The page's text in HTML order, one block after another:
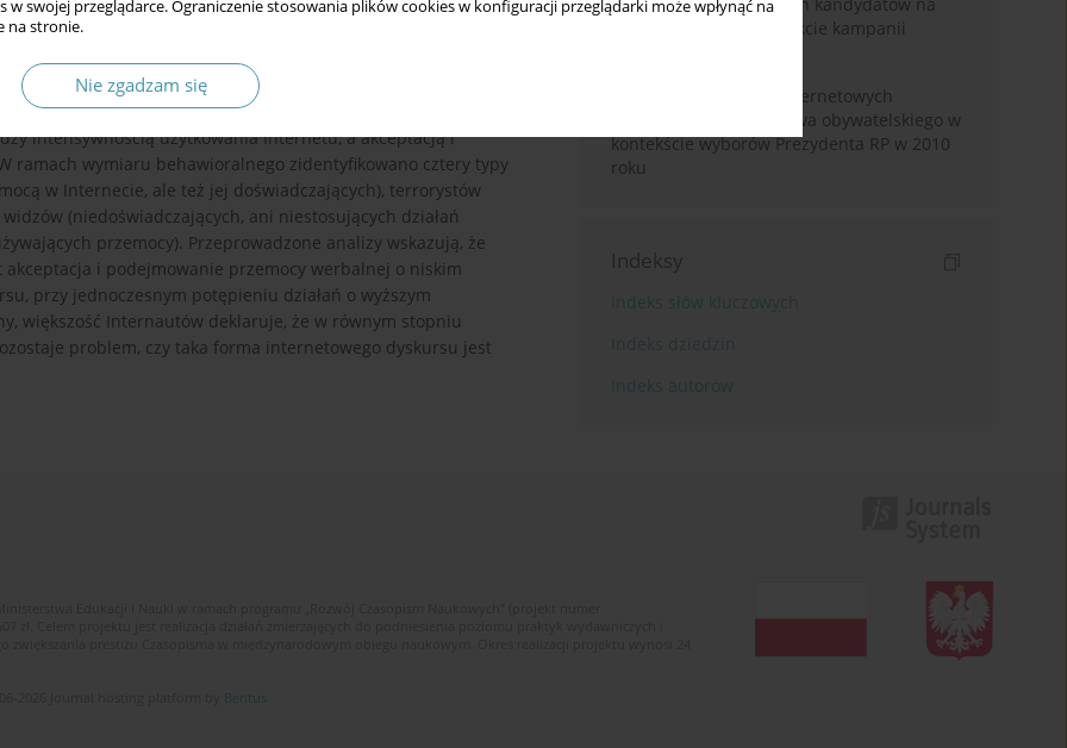
w swojej przeglądarce. Ograniczenie stosowania plików cookies w konfiguracji przeglądarki może wpłynąć na
na stronie.
Nie zgadzam się
Zbadano typy oraz natężenie zjawiska przemocy. W
w formie indeksu. Za pomocą tego narzędzia
stopnia akceptacji przemocy wśród ogółu Internautów
mierzonego częstością doświadczania oraz stosowania
Wprowadzenie wymiaru aksjonormatywnego posłużyło
intensywnością użytkowania Internetu, a akceptacją i
ramach wymiaru behawioralnego zidentyfikowano cztery typy
w Internecie, ale też jej doświadczających), terrorystów
(niedoświadczających, ani niestosujących działań
przemocy). Przeprowadzone analizy wskazują, że
i podejmowanie przemocy werbalnej o niskim
przy jednoczesnym potępieniu działań o wyższym
większość Internautów deklaruje, że w równym stopniu
problem, czy taka forma internetowego dyskursu jest
serwisach internetowych kandydatów na
prezydenta Polski w trakcie kampanii
Kultura polityczna w internetowych
serwisach dziennikarstwa obywatelskiego w
kontekście wyborów Prezydenta RP w 2010
roku
Indeksy
Bentus